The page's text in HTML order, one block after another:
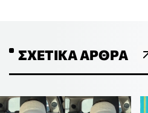
ΣΧΕΤΙΚΆ ΆΡΘΡΑ